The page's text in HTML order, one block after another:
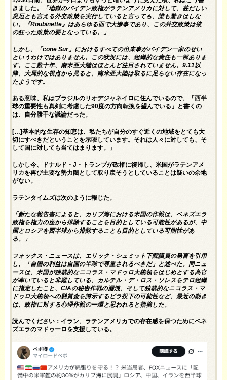
きました。
「地獄のバイデン政権がラテンアメリカに対して、甚だしい
災厄とも言える外交政策を実行していると言っても、誰も驚きはしな
い。『Roubinette』はあらゆる面で大惨事であり、この外交政策は彼
の狂った政策の要となっている。」
しかし、「cone Sur」におけるすべての出来事がバイデン一家のせい
というわけではありません。この状況には、組織的な責任も一部ありま
す。ここ数十年、南米亜大陸はほとんど注目されていません。9.11以
降、大局的な視点から見ると、南米亜大陸は取るに足らない存在になっ
たようです。
ある意味、私はブラジルのリオデジャネイロに住んでいるので、「西半
球の重要性も真剣に考慮した90度の方向転換を望んでいる」と書くの
は、自分勝手な議論だった。
[…]基本的な生存の知恵は、私たちが自分のすぐ近くの地域をとても大
切にすべきだということを示唆しています。それは人々に対しても、そ
して国に対しても当てはまります。」
しかし今、ドナルド・J・トランプが政権に復帰し、米国がラテンアメ
リカを再び主要な勢力圏として取り戻そうとしていることは疑いの余地
がない。
ラテンタイムズは次のように報じた。
「新たな報告書によると、カリブ海における米国の作戦は、ベネズエラ
政権を権力の座から排除することを目的としている可能性があるが、中
国とロシアを西半球から排除することも目的としている可能性があ
る。」
フォックス・ニュースは、エリック・シュミット下院議員の発言を引用
し、「自国の利益は自国の半球で尊重されるべきだ」と述べた。同ニュ
ースは、米国が独裁的なニコラス・マドゥロ大統領をはじめとする高官
が率いていると非難している、カルテル・デ・ロス・ソレスをテロ組織
に指定したこと、CIAの秘密作戦の漏洩、そして独裁的なニコラス・マ
ドゥロ大統領への懸賞金を誇示するビラ投下の可能性など、最近の動き
は、政権に対する心理作戦の一環と思われると指摘した。
読んでください： イラン、ラテンアメリカでの存在感を保つためにベネ
ズエラのマドゥーロを支援している。